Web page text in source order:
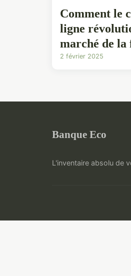
Comment le
ligne
marché de la
2 février 2025
Banque Eco
L'inventaire absolu de